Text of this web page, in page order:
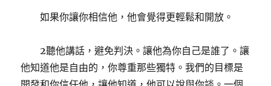
如果你讓你相信他，他會覺得更輕鬆和開放。
2聽他講話，避免判決。讓他為你自己是誰了。讓
他知道他是自由的，你尊重那些獨特。我們的目標是